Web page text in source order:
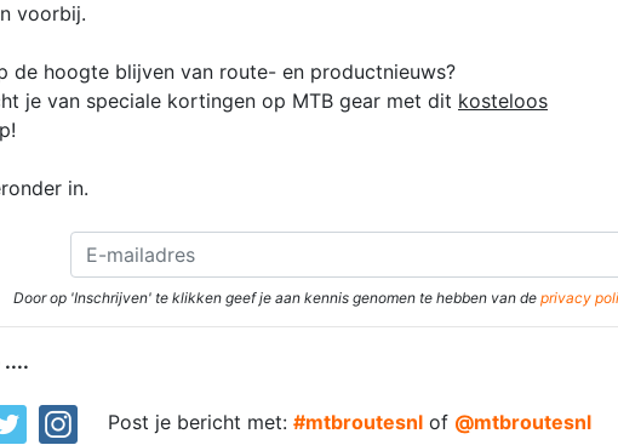
voorbij.
de hoogte blijven van route- en productnieuws?
je van speciale kortingen op MTB gear met dit kosteloos
in.
Door op 'Inschrijven' te klikken geef je aan kennis genomen te hebben van de privacy
....
Post je bericht met: #mtbroutesnl of @mtbroutesnl